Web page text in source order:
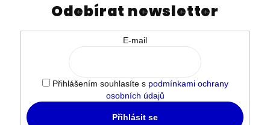
Odebírat newsletter
E-mail
Přihlášením souhlasíte s podmínkami ochrany
osobních údajů
Přihlásit se